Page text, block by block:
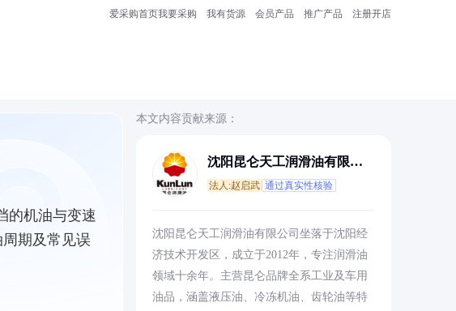
爱采购首页我要采购 我有货源 会员产品 推广产品 注册开店
的机油与变速
期及常见误
本文内容贡献来源：
沈阳昆仑天工润滑油有限公
法人:赵启武 通过真实性核验
沈阳昆仑天工润滑油有限公司坐落于沈阳经
济技术开发区，成立于2012年，专注润滑油
领域十余年。主营昆仑品牌全系工业及车用
油品，涵盖液压油、冷冻机油、齿轮油等特